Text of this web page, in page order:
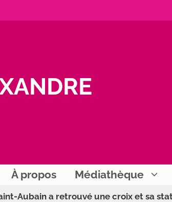
À propos Médiathèque
Aubain a retrouvé une croix et sa